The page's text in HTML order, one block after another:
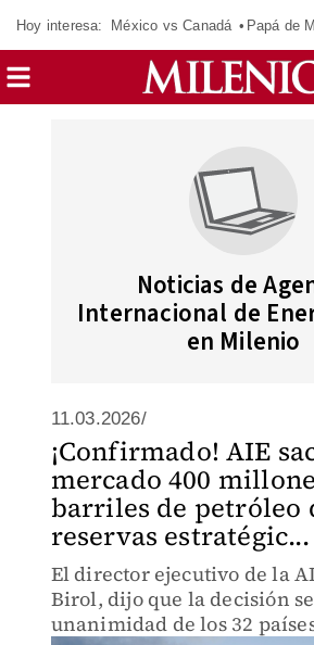
Hoy interesa: México vs Canadá Papá de
Noticias de
Internacional de
en Milenio
11.03.2026/
¡Confirmado! AIE
mercado 400
barriles de petróleo
reservas estratégic...
El director ejecutivo de la
Birol, dijo que la decisión
unanimidad de los 32